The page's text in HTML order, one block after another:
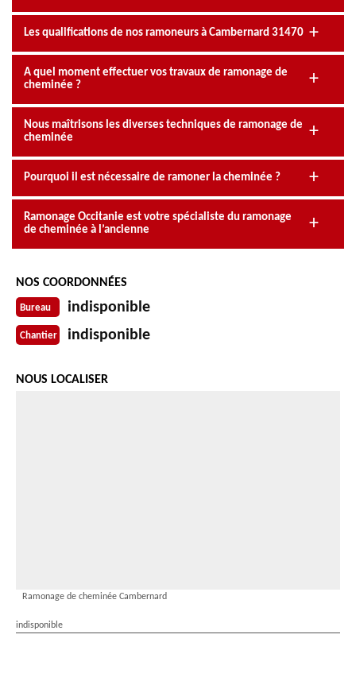
Les qualifications de nos ramoneurs à Cambernard 31470
A quel moment effectuer vos travaux de ramonage de
cheminée ?
Nous maîtrisons les diverses techniques de ramonage de
cheminée
Pourquoi il est nécessaire de ramoner la cheminée ?
Ramonage Occitanie est votre spécialiste du ramonage
de cheminée à l’ancienne
NOS COORDONNÉES
Bureau indisponible
Chantier indisponible
NOUS LOCALISER
Ramonage de cheminée Cambernard
indisponible